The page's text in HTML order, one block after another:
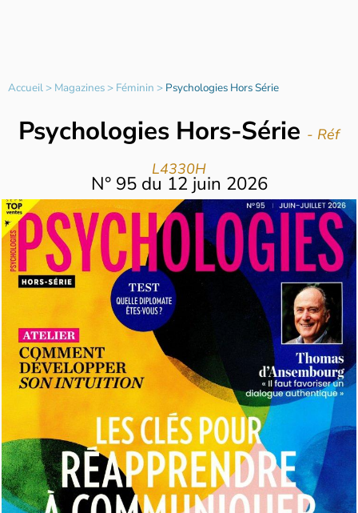
Accueil> Magazines> Féminin > Psychologies Hors Série
Psychologies Hors-Série - Réf
L4330H
N° 95du 12 juin 2026